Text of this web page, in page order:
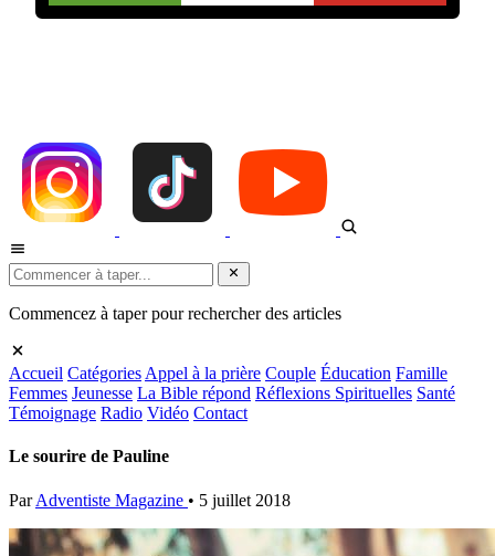
Commencez à taper pour rechercher des articles
Accueil Catégories Appel à la prière Couple Éducation Famille
Femmes Jeunesse La Bible répond Réflexions Spirituelles Santé
Témoignage Radio Vidéo Contact
Le sourire de Pauline
Par Adventiste Magazine • 5 juillet 2018